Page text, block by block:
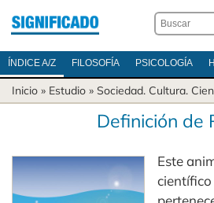
ÍNDICE A/Z FILOSOFÍA PSICOLOGÍA
Inicio » Estudio » Sociedad. Cultura.
Definición de
Este